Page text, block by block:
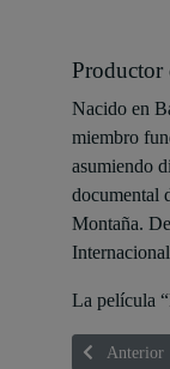
Productor
Nacido en
miembro
asumiendo
documental
Montaña.
La película
ArtículoAnterior